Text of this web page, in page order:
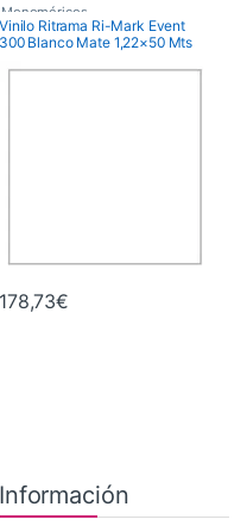
desde 128,65€
Las opciones se
Monoméricos
RITRAMA Ri-Mark M300 Event
Vinilo Ritrama Ri-Mark Event
300 Blanco Mate 1,22×50 Mts
178,73€
Información